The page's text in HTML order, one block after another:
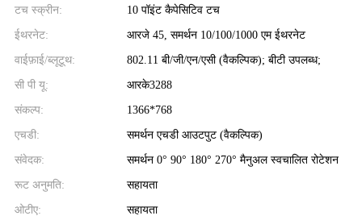
टच स्क्रीन: 10 पॉइंट कैपेसिटिव टच
ईथरनेट: आरजे 45, समर्थन 10/100/1000 एम ईथरनेट
वाईफ़ाई/ब्लूटूथ: 802.11 बी/जी/एन/एसी (वैकल्पिक); बीटी उपलब्ध;
सी पी यू: आरके3288
संकल्प: 1366*768
एचडी: समर्थन एचडी आउटपुट (वैकल्पिक)
संवेदक: समर्थन 0° 90° 180° 270° मैनुअल स्वचालित रोटेशन
रूट अनुमति: सहायता
ओटीए: सहायता